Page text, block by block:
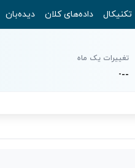
تکنیکال داده‌های کلان دیده‌بان
تغییرات یک ماه
-
-
-